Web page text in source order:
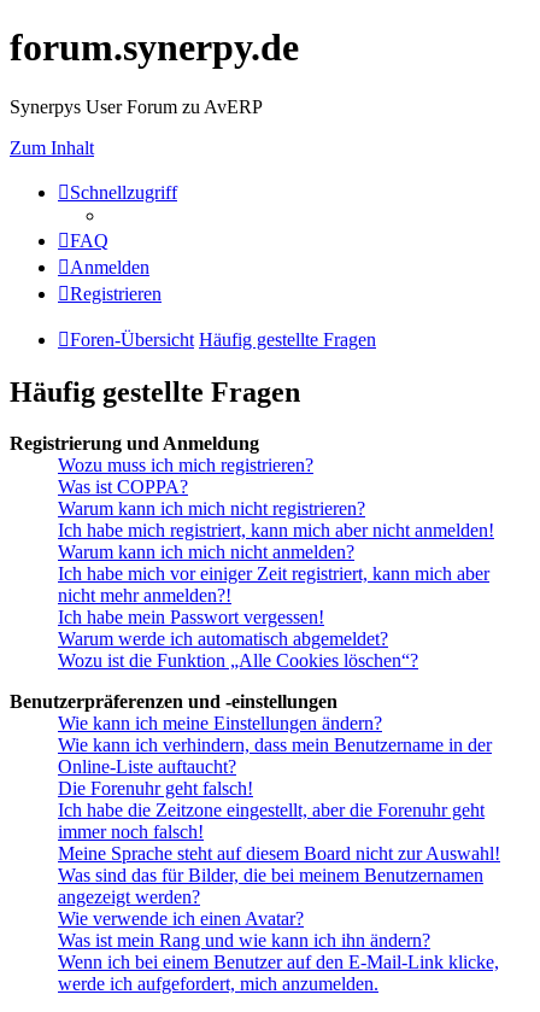
forum.synerpy.de
Synerpys User Forum zu AvERP
Zum Inhalt
Schnellzugriff
FAQ
Anmelden
Registrieren
Foren-Übersicht Häufig gestellte Fragen
Häufig gestellte Fragen
Registrierung und Anmeldung
Wozu muss ich mich registrieren?
Was ist COPPA?
Warum kann ich mich nicht registrieren?
Ich habe mich registriert, kann mich aber nicht anmelden!
Warum kann ich mich nicht anmelden?
Ich habe mich vor einiger Zeit registriert, kann mich aber
nicht mehr anmelden?!
Ich habe mein Passwort vergessen!
Warum werde ich automatisch abgemeldet?
Wozu ist die Funktion „Alle Cookies löschen“?
Benutzerpräferenzen und -einstellungen
Wie kann ich meine Einstellungen ändern?
Wie kann ich verhindern, dass mein Benutzername in der
Online-Liste auftaucht?
Die Forenuhr geht falsch!
Ich habe die Zeitzone eingestellt, aber die Forenuhr geht
immer noch falsch!
Meine Sprache steht auf diesem Board nicht zur Auswahl!
Was sind das für Bilder, die bei meinem Benutzernamen
angezeigt werden?
Wie verwende ich einen Avatar?
Was ist mein Rang und wie kann ich ihn ändern?
Wenn ich bei einem Benutzer auf den E-Mail-Link klicke,
werde ich aufgefordert, mich anzumelden.